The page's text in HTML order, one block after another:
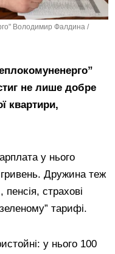
Володимир Фалдина /
не лише добре
квартири,
у нього
Дружина теж
пенсія, страхові
тарифі.
у нього 100